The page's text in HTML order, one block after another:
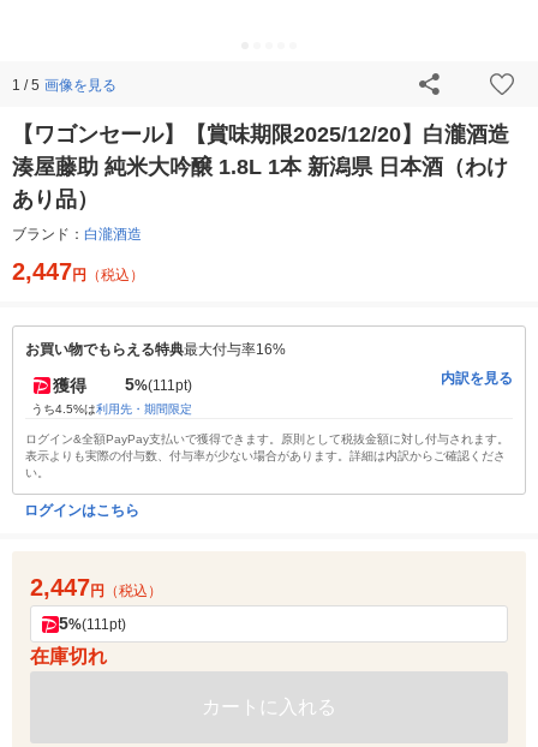
1 / 5 画像を見る
【ワゴンセール】【賞味期限2025/12/20】白瀧酒造
湊屋藤助 純米大吟醸 1.8L 1本 新潟県 日本酒（わけ
あり品）
ブランド： 白瀧酒造
2,447円 （税込）
お買い物でもらえる特典最大付与率16%
獲得 5%(111pt)
うち4.5%は利用先・期間限定
内訳を見る
ログイン&全額PayPay支払いで獲得できます。原則として税抜金額に対し付与されます。
表示よりも実際の付与数、付与率が少ない場合があります。詳細は内訳からご確認くださ
い。
ログインはこちら
2,447円 （税込）
5%(111pt)
在庫切れ
カートに入れる